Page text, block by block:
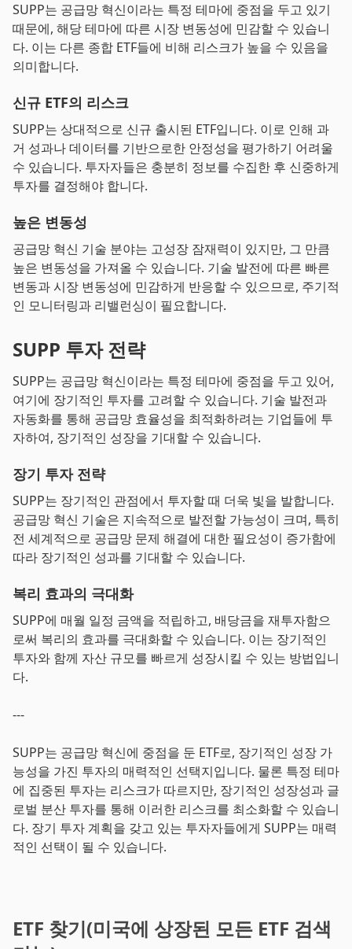
SUPP는 공급망 혁신이라는 특정 테마에 중점을 두고 있기
때문에, 해당 테마에 따른 시장 변동성에 민감할 수 있습니
다. 이는 다른 종합 ETF들에 비해 리스크가 높을 수 있음을
의미합니다.
신규 ETF의 리스크
SUPP는 상대적으로 신규 출시된 ETF입니다. 이로 인해 과
거 성과나 데이터를 기반으로한 안정성을 평가하기 어려울
수 있습니다. 투자자들은 충분히 정보를 수집한 후 신중하게
투자를 결정해야 합니다.
높은 변동성
공급망 혁신 기술 분야는 고성장 잠재력이 있지만, 그 만큼
높은 변동성을 가져올 수 있습니다. 기술 발전에 따른 빠른
변동과 시장 변동성에 민감하게 반응할 수 있으므로, 주기적
인 모니터링과 리밸런싱이 필요합니다.
SUPP 투자 전략
SUPP는 공급망 혁신이라는 특정 테마에 중점을 두고 있어,
여기에 장기적인 투자를 고려할 수 있습니다. 기술 발전과
자동화를 통해 공급망 효율성을 최적화하려는 기업들에 투
자하여, 장기적인 성장을 기대할 수 있습니다.
장기 투자 전략
SUPP는 장기적인 관점에서 투자할 때 더욱 빛을 발합니다.
공급망 혁신 기술은 지속적으로 발전할 가능성이 크며, 특히
전 세계적으로 공급망 문제 해결에 대한 필요성이 증가함에
따라 장기적인 성과를 기대할 수 있습니다.
복리 효과의 극대화
SUPP에 매월 일정 금액을 적립하고, 배당금을 재투자함으
로써 복리의 효과를 극대화할 수 있습니다. 이는 장기적인
투자와 함께 자산 규모를 빠르게 성장시킬 수 있는 방법입니
다.
---
SUPP는 공급망 혁신에 중점을 둔 ETF로, 장기적인 성장 가
능성을 가진 투자의 매력적인 선택지입니다. 물론 특정 테마
에 집중된 투자는 리스크가 따르지만, 장기적인 성장성과 글
로벌 분산 투자를 통해 이러한 리스크를 최소화할 수 있습니
다. 장기 투자 계획을 갖고 있는 투자자들에게 SUPP는 매력
적인 선택이 될 수 있습니다.
ETF 찾기(미국에 상장된 모든 ETF 검색